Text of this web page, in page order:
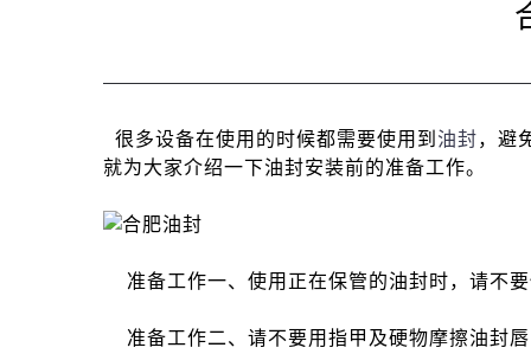
很多设备在使用的时候都需要使用到 油封，避
就为大家介绍一下油封安装前的准备工作。
准备工作一、使用正在保管的油封时，请不
准备工作二、请不要用指甲及硬物摩擦油封